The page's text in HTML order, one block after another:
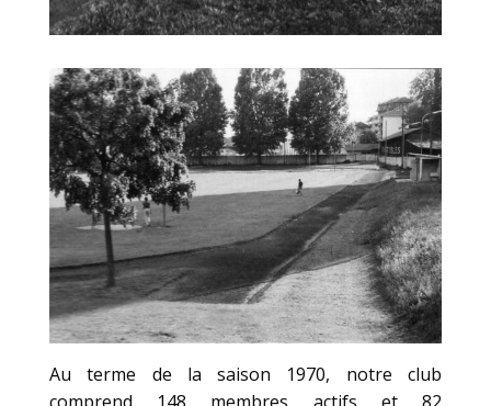
Au terme de la saison 1970, notre club